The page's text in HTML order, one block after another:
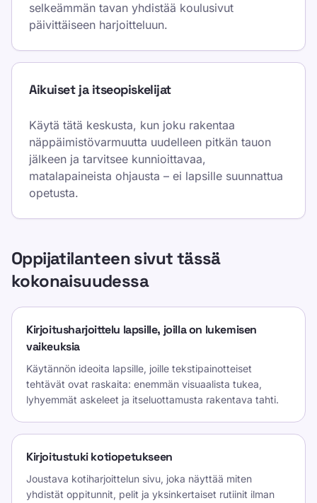
selkeämmän tavan yhdistää koulusivut
päivittäiseen harjoitteluun.
Aikuiset ja itseopiskelijat
Käytä tätä keskusta, kun joku rakentaa
näppäimistövarmuutta uudelleen pitkän tauon
jälkeen ja tarvitsee kunnioittavaa,
matalapaineista ohjausta – ei lapsille suunnattua
opetusta.
Oppijatilanteen sivut tässä
kokonaisuudessa
Kirjoitusharjoittelu lapsille, joilla on lukemisen
vaikeuksia
Käytännön ideoita lapsille, joille tekstipainotteiset
tehtävät ovat raskaita: enemmän visuaalista tukea,
lyhyemmät askeleet ja itseluottamusta rakentava tahti.
Kirjoitustuki kotiopetukseen
Joustava kotiharjoittelun sivu, joka näyttää miten
yhdistät oppitunnit, pelit ja yksinkertaiset rutiinit ilman